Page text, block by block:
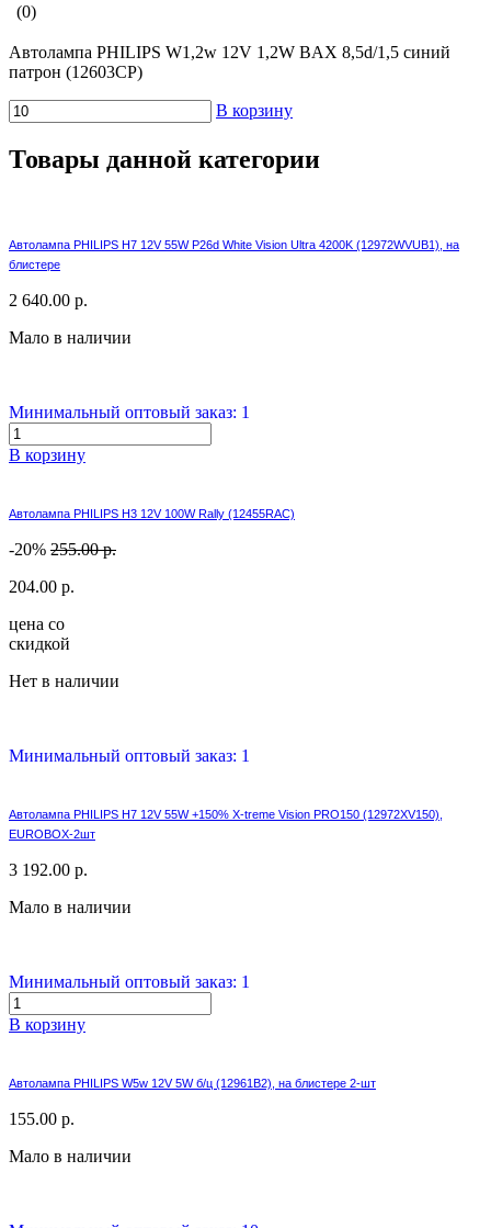
(0)
Автолампа PHILIPS W1,2w 12V 1,2W BAX 8,5d/1,5 синий
патрон (12603CP)
В корзину
Товары данной категории
Автолампа PHILIPS H7 12V 55W P26d White Vision Ultra 4200K (12972WVUB1), на
блистере
2 640.00 р.
Мало в наличии
Минимальный оптовый заказ: 1
В корзину
Автолампа PHILIPS H3 12V 100W Rally (12455RAC)
-20% 255.00 р.
204.00 р.
цена со
скидкой
Нет в наличии
Минимальный оптовый заказ: 1
Автолампа PHILIPS H7 12V 55W +150% X-treme Vision PRO150 (12972XV150),
EUROBOX-2шт
3 192.00 р.
Мало в наличии
Минимальный оптовый заказ: 1
В корзину
Автолампа PHILIPS W5w 12V 5W б/ц (12961B2), на блистере 2-шт
155.00 р.
Мало в наличии